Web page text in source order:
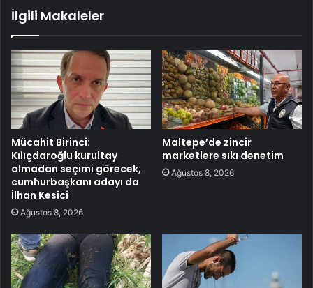
İlgili Makaleler
Mücahit Birinci:
Kılıçdaroğlu kurultay
olmadan seçimi görecek,
cumhurbaşkanı adayı da
İlhan Kesici
Ağustos 8, 2026
Maltepe’de zincir
marketlere sıkı denetim
Ağustos 8, 2026